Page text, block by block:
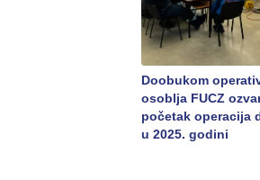
Doobukom
osoblja FUCZ
početak operacija
u 2025. godini